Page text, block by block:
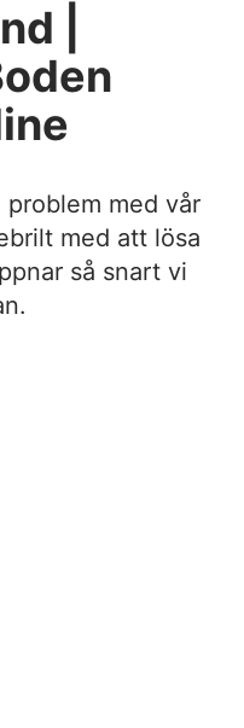
|
med vår
med att lösa
så snart vi